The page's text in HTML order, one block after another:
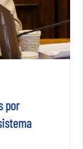
por